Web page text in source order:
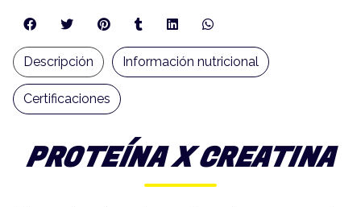
PROTEÍNA X CREATINA
Descripción Información nutricional
Certificaciones